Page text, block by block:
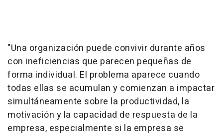
"Una organización puede convivir durante años
con ineficiencias que parecen pequeñas de
forma individual. El problema aparece cuando
todas ellas se acumulan y comienzan a impactar
simultáneamente sobre la productividad, la
motivación y la capacidad de respuesta de la
empresa, especialmente si la empresa se